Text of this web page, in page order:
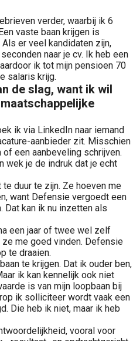
verder, waarbij ik 6
vaste baan krijgen is
er veel kandidaten zijn,
naar je cv. Ik heb een
ik tot mijn pensioen 70
salaris krijg.
de slag, want ik wil
ik via LinkedIn naar iemand
aanbieder zit. Misschien
een aanbeveling schrijven.
wek je de indruk dat je echt
duur te zijn. Ze hoeven me
want Defensie vergoedt een
kan ik nu inzetten als
een jaar of twee wel zelf
me goed vinden. Defensie
te draaien.
te krijgen. Dat ik ouder ben,
ik kan kennelijk ook niet
is van mijn loopbaan bij
ik solliciteer wordt vaak een
Die heb ik niet, maar ik heb
vooral voor